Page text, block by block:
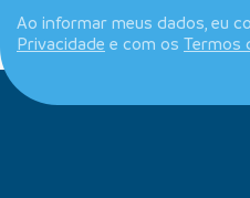
Ao informar meus dados, eu
Privacidade e com os Termos